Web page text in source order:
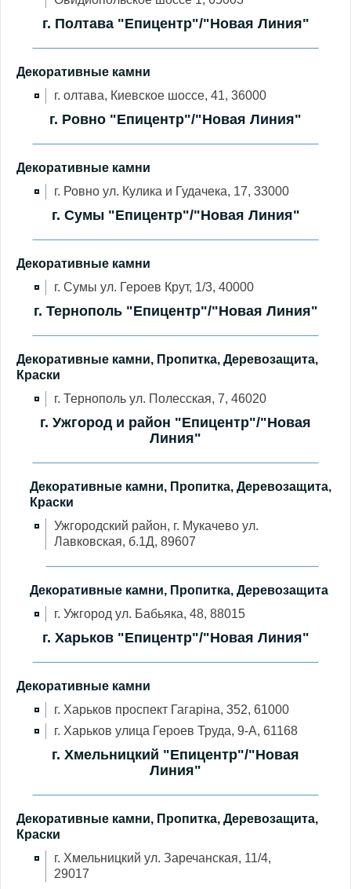
г. Полтава "Епицентр"/"Новая Линия"
Декоративные камни
г. олтава, Киевское шоссе, 41, 36000
г. Ровно "Епицентр"/"Новая Линия"
Декоративные камни
г. Ровно ул. Кулика и Гудачека, 17, 33000
г. Сумы "Епицентр"/"Новая Линия"
Декоративные камни
г. Сумы ул. Героев Крут, 1/3, 40000
г. Тернополь "Епицентр"/"Новая Линия"
Декоративные камни, Пропитка, Деревозащита,
Краски
г. Тернополь ул. Полесская, 7, 46020
г. Ужгород и район "Епицентр"/"Новая
Линия"
Декоративные камни, Пропитка, Деревозащита,
Краски
Ужгородский район, г. Мукачево ул.
Лавковская, б.1Д, 89607
Декоративные камни, Пропитка, Деревозащита
г. Ужгород ул. Бабьяка, 48, 88015
г. Харьков "Епицентр"/"Новая Линия"
Декоративные камни
г. Харьков проспект Гагаріна, 352, 61000
г. Харьков улица Героев Труда, 9-А, 61168
г. Хмельницкий "Епицентр"/"Новая
Линия"
Декоративные камни, Пропитка, Деревозащита,
Краски
г. Хмельницкий ул. Заречанская, 11/4,
29017